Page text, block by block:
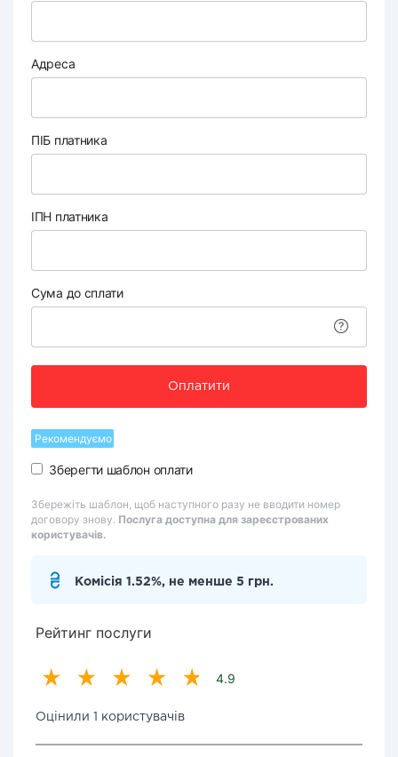
Адреса
ПІБ платника
ІПН платника
Сума до сплати
Оплатити
Рекомендуємо
Зберегти шаблон оплати
Збережіть шаблон, щоб наступного разу не вводити номер
договору знову. Послуга доступна для зареєстрованих
користувачів.
Комісія 1.52%, не менше 5 грн.
Рейтинг послуги
4.9
Оцінили 1 користувачів